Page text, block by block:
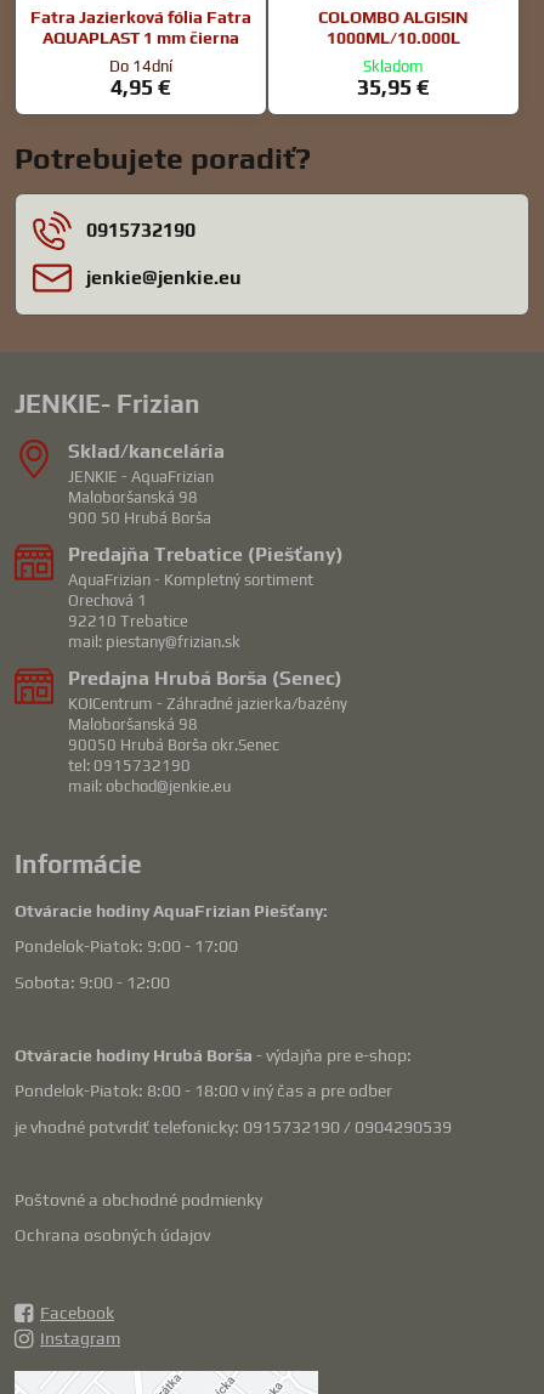
Fatra Jazierková fólia Fatra
AQUAPLAST 1 mm čierna
Do 14dní
4,95 €
COLOMBO ALGISIN
1000ML/10.000L
Skladom
35,95 €
Potrebujete poradiť?
0915732190
jenkie​@jenkie​.eu
JENKIE- Frizian
Sklad/kancelária
JENKIE - AquaFrizian
Maloboršanská 98
900 50 Hrubá Borša
Predajňa Trebatice (Piešťany)
AquaFrizian - Kompletný sortiment
Orechová 1
92210 Trebatice
mail: piestany@frizian.sk
Predajna Hrubá Borša (Senec)
KOICentrum - Záhradné jazierka/bazény
Maloboršanská 98
90050 Hrubá Borša okr.Senec
tel: 0915732190
mail: obchod@jenkie.eu
Informácie
Otváracie hodiny AquaFrizian Piešťany:
Pondelok-Piatok: 9:00 - 17:00
Sobota: 9:00 - 12:00
Otváracie hodiny Hrubá Borša - výdajňa pre e-shop:
Pondelok-Piatok: 8:00 - 18:00 v iný čas a pre odber
je vhodné potvrdiť telefonicky: 0915732190 / 0904290539
Poštovné a obchodné podmienky
Ochrana osobných údajov
Facebook
Instagram